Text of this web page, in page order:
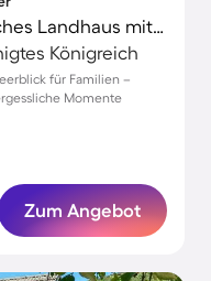
Voll ausgestattetes gemütliches Landhaus mit Terrasse und Garten | Wasserblick
Königreich
für Familien –
Momente
Zum Angebot